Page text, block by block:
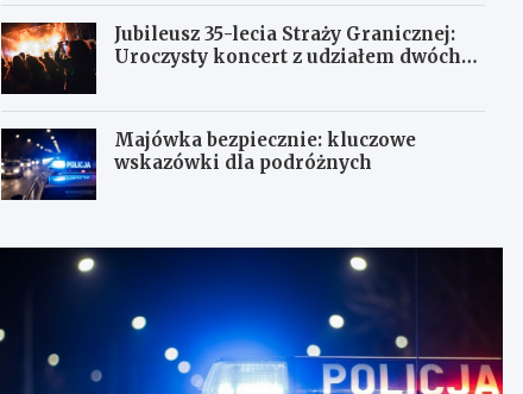
Jubileusz 35-lecia Straży Granicznej:
Uroczysty koncert z udziałem dwóch
Majówka bezpiecznie: kluczowe
wskazówki dla podróżnych